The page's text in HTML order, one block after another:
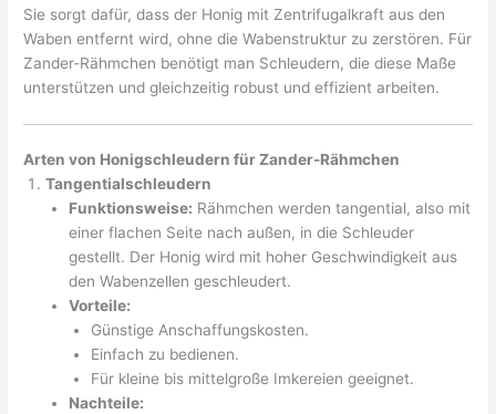
Sie sorgt dafür, dass der Honig mit Zentrifugalkraft aus den
Waben entfernt wird, ohne die Wabenstruktur zu zerstören. Für
Zander-Rähmchen benötigt man Schleudern, die diese Maße
unterstützen und gleichzeitig robust und effizient arbeiten.
Arten von Honigschleudern für Zander-Rähmchen
Tangentialschleudern
Funktionsweise: Rähmchen werden tangential, also mit
einer flachen Seite nach außen, in die Schleuder
gestellt. Der Honig wird mit hoher Geschwindigkeit aus
den Wabenzellen geschleudert.
Vorteile:
Günstige Anschaffungskosten.
Einfach zu bedienen.
Für kleine bis mittelgroße Imkereien geeignet.
Nachteile: